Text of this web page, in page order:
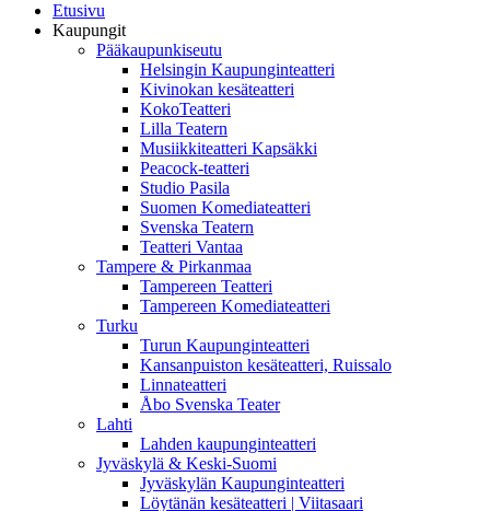
Etusivu
Kaupungit
Pääkaupunkiseutu
Helsingin Kaupunginteatteri
Kivinokan kesäteatteri
KokoTeatteri
Lilla Teatern
Musiikkiteatteri Kapsäkki
Peacock-teatteri
Studio Pasila
Suomen Komediateatteri
Svenska Teatern
Teatteri Vantaa
Tampere & Pirkanmaa
Tampereen Teatteri
Tampereen Komediateatteri
Turku
Turun Kaupunginteatteri
Kansanpuiston kesäteatteri, Ruissalo
Linnateatteri
Åbo Svenska Teater
Lahti
Lahden kaupunginteatteri
Jyväskylä & Keski-Suomi
Jyväskylän Kaupunginteatteri
Löytänän kesäteatteri | Viitasaari